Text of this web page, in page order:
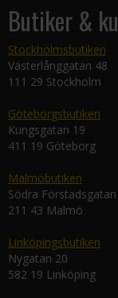
Butiker &
Stockholmsbutiken
Västerlånggatan 48
111 29 Stockholm
Göteborgsbutiken
Kungsgatan 19
411 19 Göteborg
Malmöbutiken
Södra
211 43 Malmö
Linköpingsbutiken
Nygatan 20
582 19 Linköping